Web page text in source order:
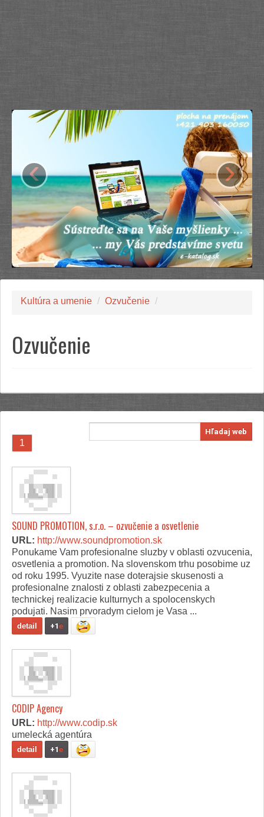
‹ ›
Kultúra a umenie / Ozvučenie /
Ozvučenie
Hľadaj web
1
SOUND PROMOTION, s.r.o. – ozvučenie a osvetlenie
URL: http://www.soundpromotion.sk
Ponukame Vam profesionalne sluzby v oblasti ozvucenia,
osvetlenia a promotion. Na slovenskom trhu posobime uz
od roku 1995. Vyuzite nase doterajsie skusenosti a
profesionalne znalosti z oblasti zabezpecenia a
technickej realizacie kulturnych a spolocenskych
podujati. Nasim prvoradym cielom je Vasa ...
detail +1e
CODIP Agency
URL: http://www.codip.sk
umelecká agentúra
detail +1e